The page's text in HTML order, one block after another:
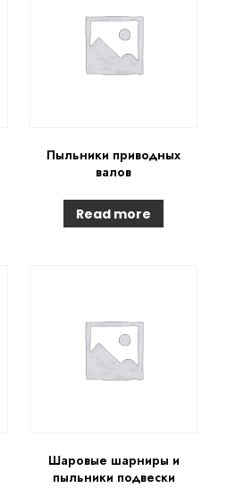
Пыльники приводных
валов
Read more
Шаровые шарниры и
пыльники подвески